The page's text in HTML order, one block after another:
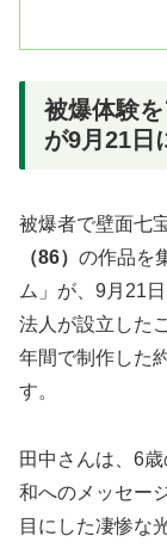
被爆体験
が9月21日
被爆者で壁面七
（86） の作品を
ム」が、9月21
法人が設立した
年間で制作した
す。
田中さんは、6
和へのメッセー
目にした凄惨な